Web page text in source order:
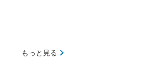
もっと見る